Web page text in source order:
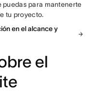
puedas para mantenerte
tu proyecto.
en el alcance y
el